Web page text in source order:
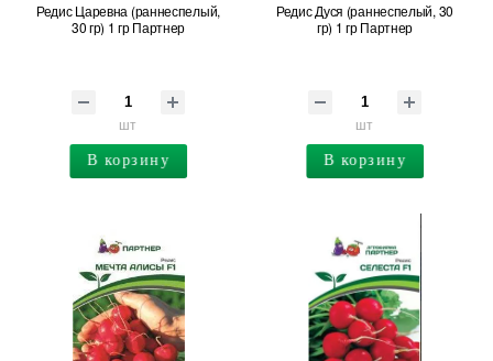
Редис Царевна (раннеспелый,
30 гр) 1 гр Партнер
шт
В корзину
Редис Дуся (раннеспелый, 30
гр) 1 гр Партнер
шт
В корзину